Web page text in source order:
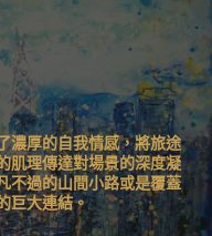
濃厚的自我情感，將旅途
肌理傳達對場景的深度凝
不過的山間小路或是覆蓋
巨大連結。